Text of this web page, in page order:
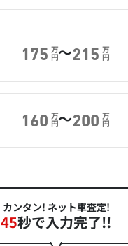
175 万
円～215 万
円
160 万
円～200 万
円
カンタン! ネット車査定!
45秒で入力完了!!